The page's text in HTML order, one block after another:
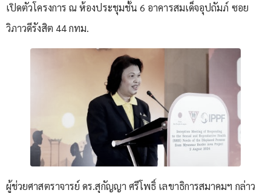
เปิดตัวโครงการ ณ ห้องประชุมชั้น 6 อาคารสมเด็จอุปถัมภ์ ซอย
วิภาวดีรังสิต 44 กทม.
ผู้ช่วยศาสตราจารย์ ดร.สุกัญญา ศรีโพธิ์ เลขาธิการสมาคมฯ กล่าว